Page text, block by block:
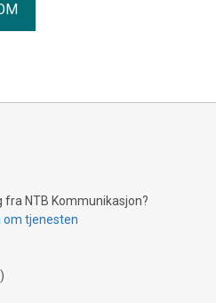
fra NTB Kommunikasjon?
om tjenesten